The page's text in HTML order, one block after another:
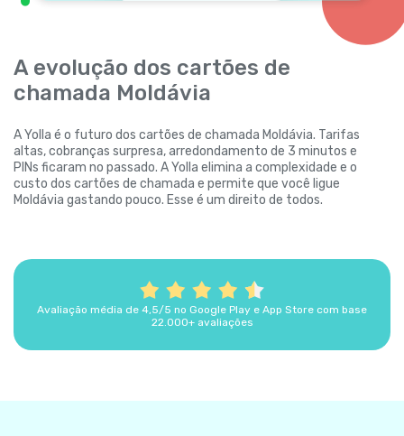
A evolução dos cartões de
chamada Moldávia
A Yolla é o futuro dos cartões de chamada Moldávia. Tarifas
altas, cobranças surpresa, arredondamento de 3 minutos e
PINs ficaram no passado. A Yolla elimina a complexidade e o
custo dos cartões de chamada e permite que você ligue
Moldávia gastando pouco. Esse é um direito de todos.
Avaliação média de 4,5/5 no Google Play e App Store com base
22.000+ avaliações